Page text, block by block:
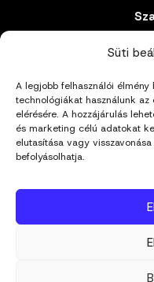
Süti
A legjobb felhasználói
technológiákat használunk
elérésére. A hozzájárulás
és marketing célú adatokat
elutasítása vagy
befolyásolhatja.
Általános